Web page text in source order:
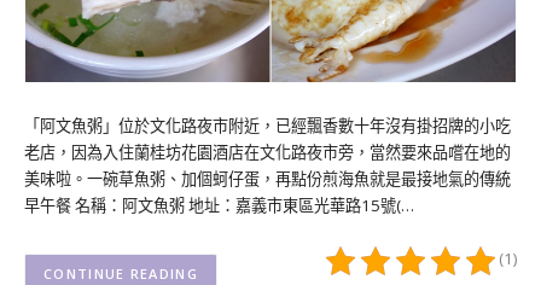
「阿文魚粥」位於文化路夜市附近，已經飄香數十年沒有掛招牌的小吃
老店，因為入住蘭桂坊花園酒店在文化路夜市旁，當然要來品嚐在地的
美味啦。一碗草魚粥、加個蚵仔蛋，再點份煎海魚就是最接地氣的傳統
早午餐 名稱：阿文魚粥 地址：嘉義市東區光華路15號(…
(1)
CONTINUE READING